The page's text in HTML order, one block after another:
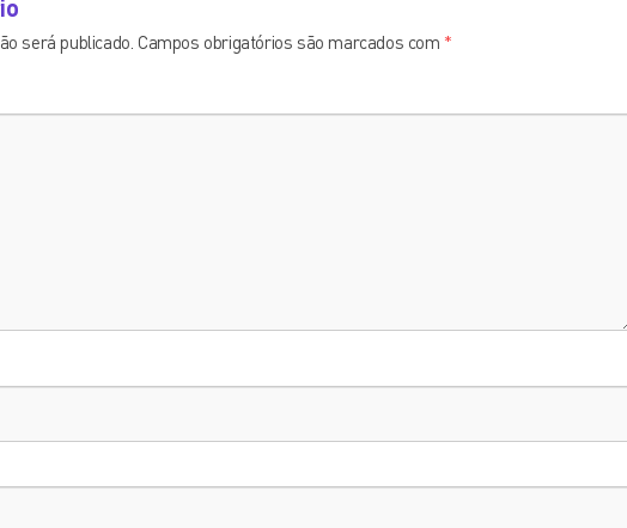
será publicado. Campos obrigatórios são marcados com *